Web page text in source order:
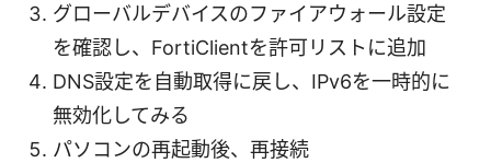
グローバルデバイスのファイアウォール設定
を確認し、FortiClientを許可リストに追加
DNS設定を自動取得に戻し、IPv6を一時的に
無効化してみる
パソコンの再起動後、再接続